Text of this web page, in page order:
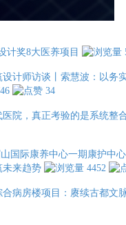
计奖8大医养项目
计师访谈丨索慧波：以务
34
院，真正考验的是系统整
国际康养中心一期康护中
未来趋势
4452
病房楼项目：赓续古都文